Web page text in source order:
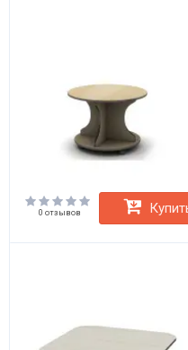
0 отзывов